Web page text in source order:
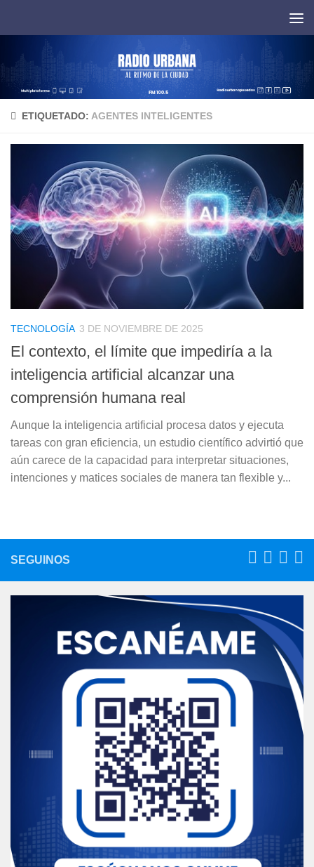
ETIQUETADO: AGENTES INTELIGENTES
TECNOLOGÍA 3 DE NOVIEMBRE DE 2025
El contexto, el límite que impediría a la
inteligencia artificial alcanzar una
comprensión humana real
Aunque la inteligencia artificial procesa datos y ejecuta
tareas con gran eficiencia, un estudio científico advirtió que
aún carece de la capacidad para interpretar situaciones,
intenciones y matices sociales de manera tan flexible y...
SEGUINOS